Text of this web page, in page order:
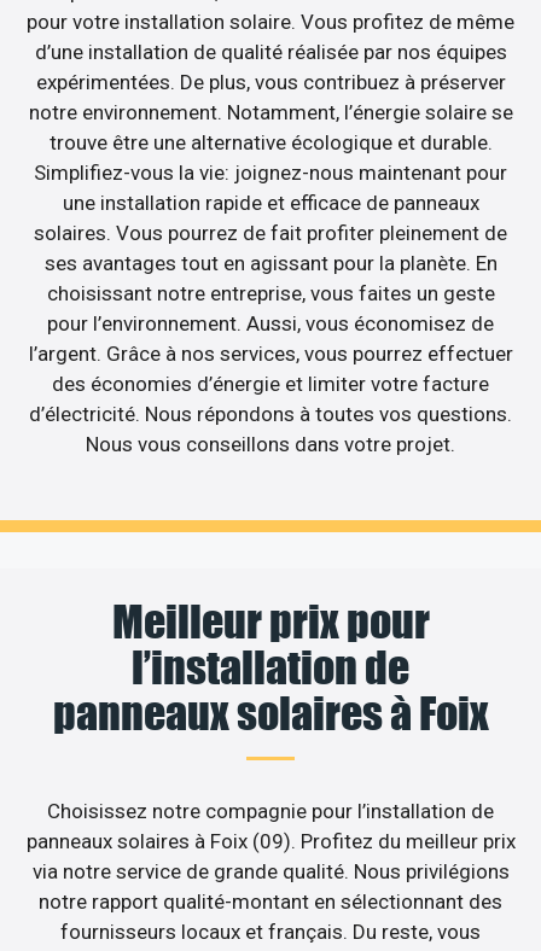
pour votre installation solaire. Vous profitez de même
d’une installation de qualité réalisée par nos équipes
expérimentées. De plus, vous contribuez à préserver
notre environnement. Notamment, l’énergie solaire se
trouve être une alternative écologique et durable.
Simplifiez-vous la vie: joignez-nous maintenant pour
une installation rapide et efficace de panneaux
solaires. Vous pourrez de fait profiter pleinement de
ses avantages tout en agissant pour la planète. En
choisissant notre entreprise, vous faites un geste
pour l’environnement. Aussi, vous économisez de
l’argent. Grâce à nos services, vous pourrez effectuer
des économies d’énergie et limiter votre facture
d’électricité. Nous répondons à toutes vos questions.
Nous vous conseillons dans votre projet.
Meilleur prix pour
l’installation de
panneaux solaires à Foix
Choisissez notre compagnie pour l’installation de
panneaux solaires à Foix (09). Profitez du meilleur prix
via notre service de grande qualité. Nous privilégions
notre rapport qualité-montant en sélectionnant des
fournisseurs locaux et français. Du reste, vous